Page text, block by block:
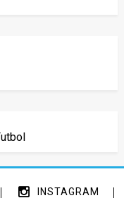
INSTAGRAM